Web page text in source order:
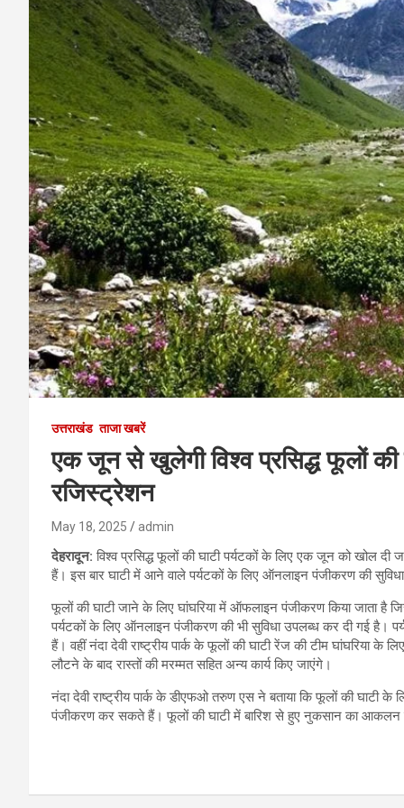
उत्तराखंड ताजा खबरें
एक जून से खुलेगी विश्व प्रसिद्ध फूलों
रजिस्ट्रेशन
May 18, 2025 admin
देहरादून: विश्व प्रसिद्ध फूलों की घाटी पर्यटकों के लिए एक जून को खोल दी
हैं। इस बार घाटी में आने वाले पर्यटकों के लिए ऑनलाइन पंजीकरण की
फूलों की घाटी जाने के लिए घांघरिया में ऑफलाइन पंजीकरण किया जाता है
पर्यटकों के लिए ऑनलाइन पंजीकरण की भी सुविधा उपलब्ध कर दी गई
हैं। वहीं नंदा देवी राष्ट्रीय पार्क के फूलों की घाटी रेंज की टीम घांघरिया
लौटने के बाद रास्तों की मरम्मत सहित अन्य कार्य किए जाएंगे।
नंदा देवी राष्ट्रीय पार्क के डीएफओ तरुण एस ने बताया कि फूलों की
पंजीकरण कर सकते हैं। फूलों की घाटी में बारिश से हुए नुकसान का आकलन